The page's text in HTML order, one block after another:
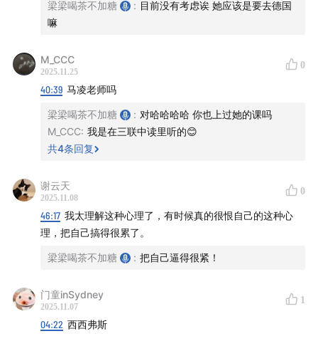
——————
梁梁喝茶不加糖 : 目前没有考虑诶 她应该是要去德国
嘛
M_CCC
2025.11.25
0
40:39 马凌老师吗
梁梁喝茶不加糖 : 对哈哈哈哈 你也上过她的课吗
M_CCC: 我是在三联中读里听的😊
共4条回复
谢云天
2025.11.08
0
46:17 我太理解这种心理了，有时候真的很恨自己的这种心
理，把自己搞得很累了。
梁梁喝茶不加糖 : 把自己逼得很紧！
门童inSydney
2025.11.07
1
04:22 西西弗斯